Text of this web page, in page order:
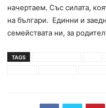
начертаем. Със силата,
на българи. Единни и
семействата ни, за
TAGS